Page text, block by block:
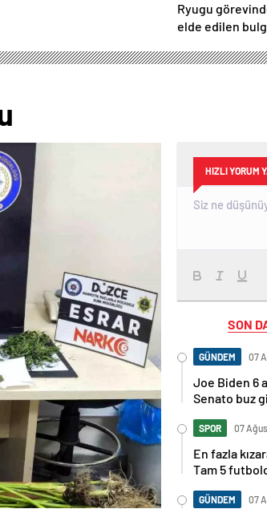
Ryugu
elde edilen
asteroitlerce
HIZLI YORUM
SON
GÜNDEM 07
Joe Biden 6
Senato buz
SPOR 07
En fazla
Tam 5
GÜNDEM 07